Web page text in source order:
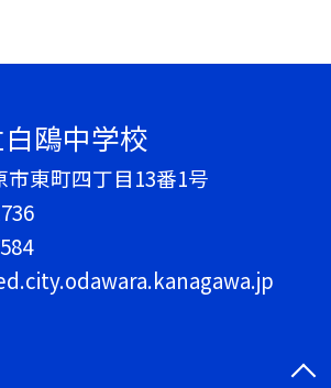
鴎中学校
東町四丁目13番1号